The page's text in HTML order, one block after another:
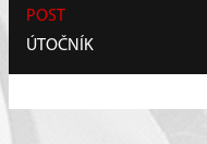
POST
ÚTOČNÍK